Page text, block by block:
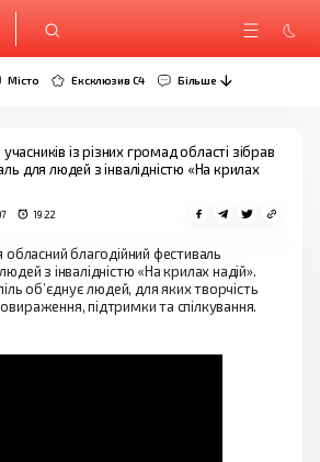
Місто Ексклюзив C4 Більше
учасників із різних громад області зібрав
для людей з інвалідністю «На крилах
19:22
обласний благодійний фестиваль
з інвалідністю «На крилах надій».
об’єднує людей, для яких творчість
підтримки та спілкування.